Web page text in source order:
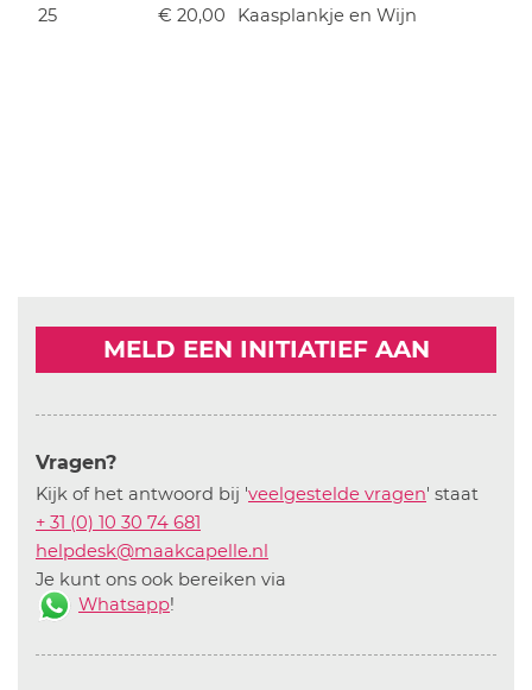
25
€ 20,00 Kaasplankje en Wijn
MELD EEN INITIATIEF AAN
Vragen?
Kijk of het antwoord bij 'veelgestelde vragen' staat
+ 31 (0) 10 30 74 681
helpdesk@maakcapelle.nl
Je kunt ons ook bereiken via
Whatsapp!